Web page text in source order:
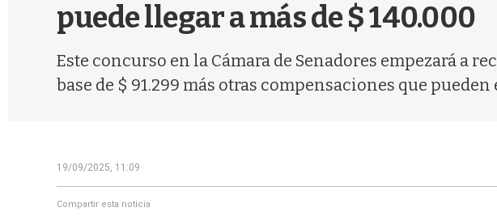
puede llegar a más de $ 140.000
Este concurso en la Cámara de Senadores empezará a
base de $ 91.299 más otras compensaciones que pueden
19/09/2025, 11:09
Compartir esta noticia